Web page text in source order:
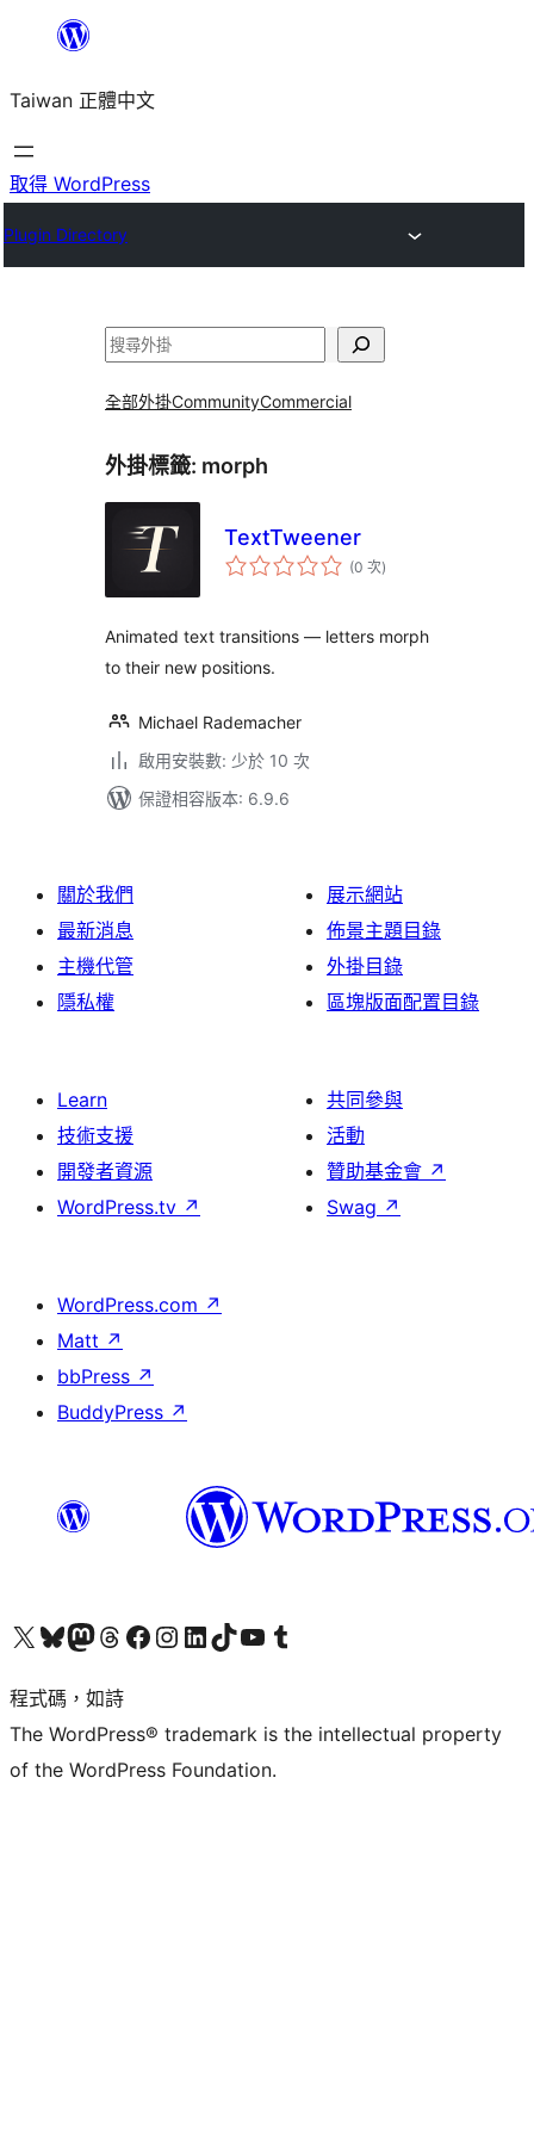
主
要
內
Taiwan 正體中文
取得 WordPress
Plugin Directory
搜
全部外掛CommunityCommercial
外掛標籤: morph
TextTweener
(0 次評
分)
Animated text transitions — letters morph
to their new positions.
Michael Rademacher
啟用安裝數: 少於 10 次
保證相容版本: 6.9.6
關於我們
最新消息
主機代管
隱私權
展示網站
佈景主題目錄
外掛目錄
區塊版面配置目錄
Learn
技術支援
開發者資源
WordPress.tv ↗
共同參與
活動
贊助基金會 ↗
Swag ↗
WordPress.com ↗
Matt ↗
bbPress ↗
BuddyPress ↗
查看我們的 X (之前的 Twitter) 帳號造訪我們的 Bluesky 帳號造訪我們的 Mastodon 帳號造訪我們的 Threads 帳號 造訪我們的 Facebook 粉絲專頁Visit our Instagram account
Visit our LinkedIn account
造訪我們的 TikTok 帳號Visit our YouTube channel
造訪我們的 Tumblr 帳號
程式碼，如詩
The WordPress® trademark is the intellectual property
of the WordPress Foundation.